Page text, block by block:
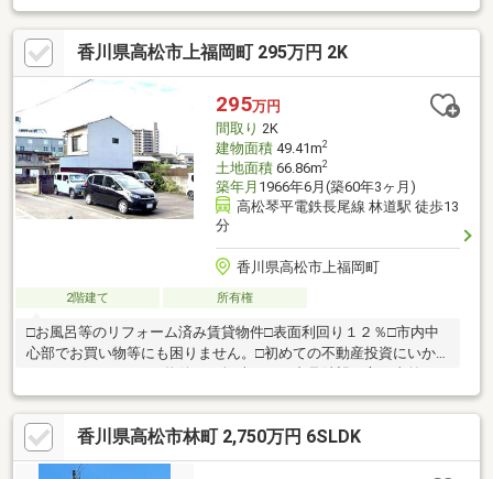
＋S、LDKは約18帖あり、広々とご利用が可能です。
香川県高松市上福岡町 295万円 2K
295万円
間取り 2K
建物面積49.41m2
土地面積66.86m2
築年月 1966年6月(築60年3ヶ月)
高松琴平電鉄長尾線 林道駅 徒歩13
分
香川県高松市上福岡町
2階建て 所有権
□お風呂等のリフォーム済み賃貸物件□表面利回り１２％□市内中
心部でお買い物等にも困りません。□初めての不動産投資にいか
下記の連絡先までご連絡お願いいたします！ＴＥＬ：０８７５－
６２－６４７６住所：香川県三豊市豊中町下高野２７５６番地１
営業時間：９：００～１９：００（営業時間外の対応も可能）定
休日：水曜日（定休日も対応しておりますのでお気軽にご連絡く
香川県高松市林町 2,750万円 6SLDK